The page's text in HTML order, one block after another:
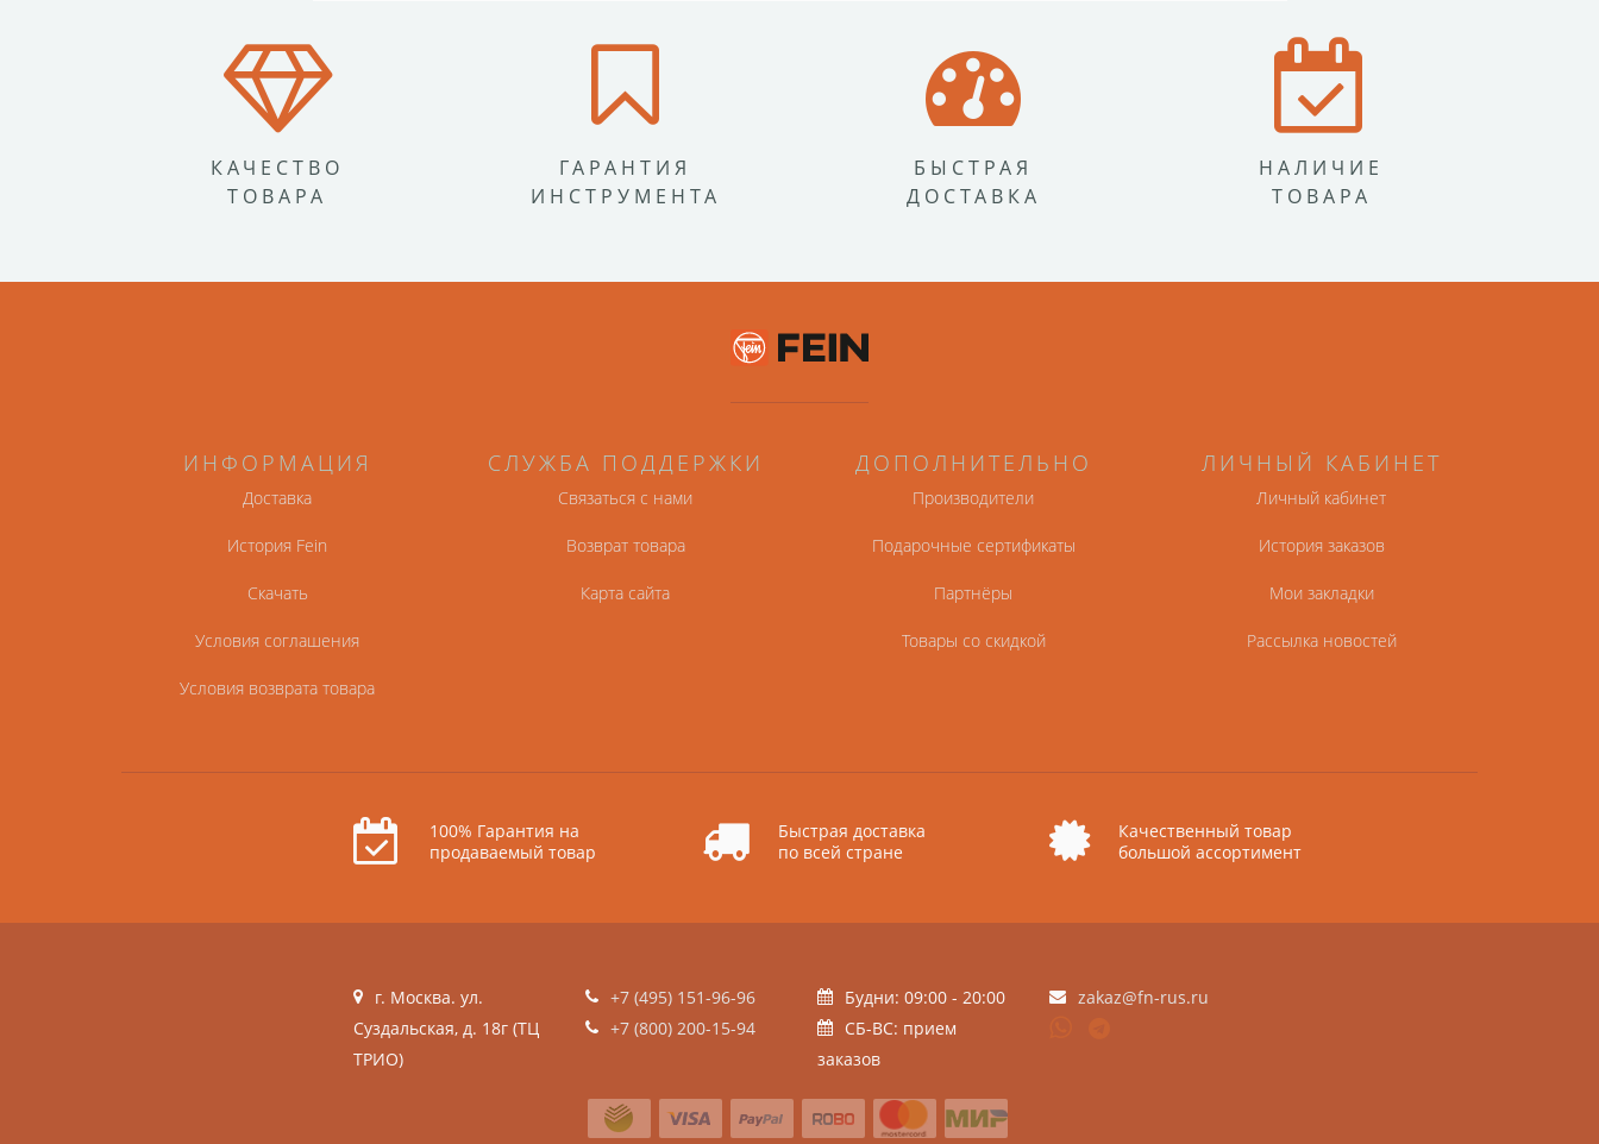
КАЧЕСТВО
ТОВАРА
ГАРАНТИЯ
ИНСТРУМЕНТА
БЫСТРАЯ
ДОСТАВКА
НАЛИЧИЕ
ТОВАРА
ИНФОРМАЦИЯ
Доставка
История Fein
Скачать
Условия соглашения
Условия возврата товара
СЛУЖБА ПОДДЕРЖКИ
Связаться с нами
Возврат товара
Карта сайта
ДОПОЛНИТЕЛЬНО
Производители
Подарочные сертификаты
Партнёры
Товары со скидкой
ЛИЧНЫЙ КАБИНЕТ
Личный кабинет
История заказов
Мои закладки
Рассылка новостей
100% Гарантия на
продаваемый товар
Быстрая доставка
по всей стране
Качественный товар
большой ассортимент
г. Москва. ул.
Суздальская, д. 18г (ТЦ
ТРИО)
+7 (495) 151-96-96
+7 (800) 200-15-94
Будни: 09:00 - 20:00
СБ-ВС: прием
заказов
zakaz@fn-rus.ru